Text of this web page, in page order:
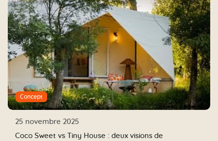
Concept
25 novembre 2025
Coco Sweet vs Tiny House : deux visions de